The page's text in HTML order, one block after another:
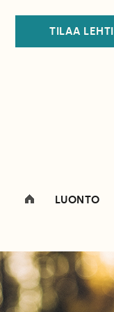
TILAA LEHTI
LUONTO